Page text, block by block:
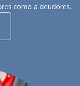
como a deudores.